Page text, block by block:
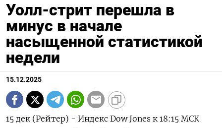
Уолл-стрит перешла в
минус в начале
насыщенной статистикой
недели
15.12.2025
15 дек (Рейтер) - Индекс Dow Jones к 18:15 МСК